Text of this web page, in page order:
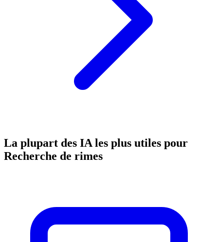
La plupart des IA les plus utiles pour
Recherche de rimes